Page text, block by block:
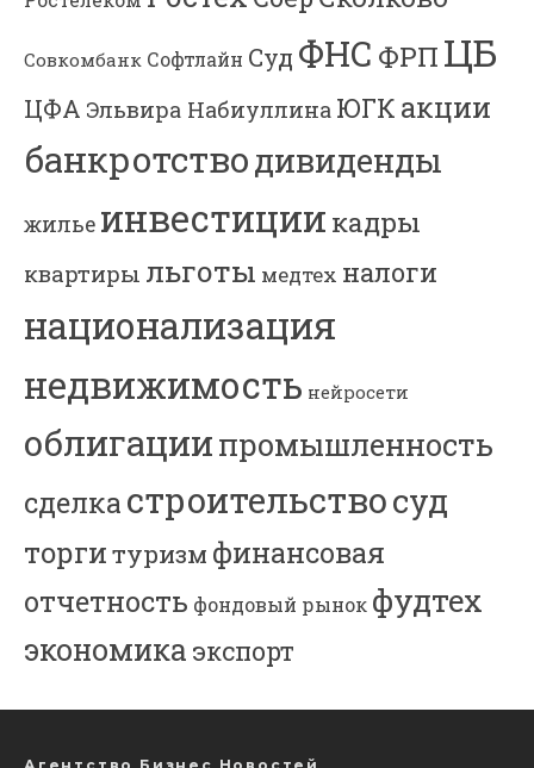
Совкомбанк Софтлайн Суд ФНС ФРП ЦБ
ЦФА Эльвира Набиуллина ЮГК акции
банкротстводивиденды
жилье инвестиции кадры
квартиры льготы медтех налоги
национализация
недвижимость нейросети
облигациипромышленность
сделкастроительствосуд
торгитуризм финансовая
отчетность фондовый рынок фудтех
экономика экспорт